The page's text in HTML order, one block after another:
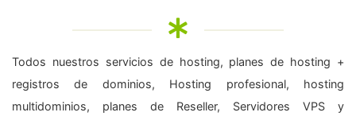
Todos nuestros servicios de hosting, planes de hosting +
registros de dominios, Hosting profesional, hosting
multidominios, planes de Reseller, Servidores VPS y